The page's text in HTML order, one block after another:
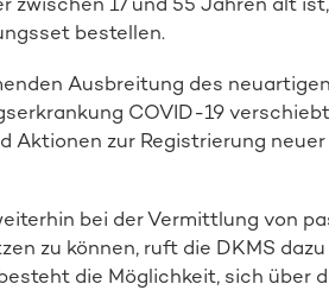
bestellen.
Ausbreitung des
COVID-19
Aktionen zur Registrierung
bei der Vermittlung von
zu können, ruft die DKMS
die Möglichkeit, sich über